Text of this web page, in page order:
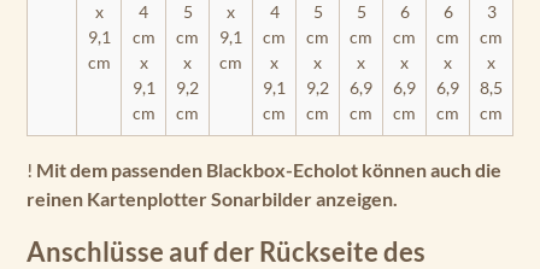
x
9,1
cm
4
cm
x
9,1
cm
5
cm
x
9,2
cm
x
9,1
cm
4
cm
x
9,1
cm
5
cm
x
9,2
cm
5
cm
x
6,9
cm
6
cm
x
6,9
cm
6
cm
x
6,9
cm
3
cm
x
8,5
cm
! Mit dem passenden Blackbox-Echolot können auch die
reinen Kartenplotter Sonarbilder anzeigen.
Anschlüsse auf der Rückseite des